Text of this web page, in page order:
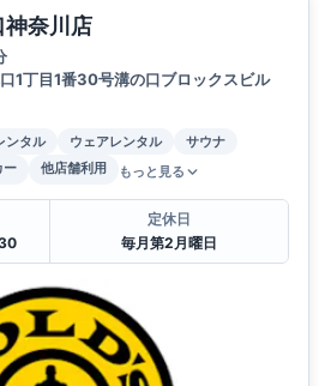
神奈川店
1丁目1番30号溝の口ブロックスビル
ンタル ウェアレンタル
サウナ
ー 他店舗利用 もっと見る
定休日
毎月第2月曜日